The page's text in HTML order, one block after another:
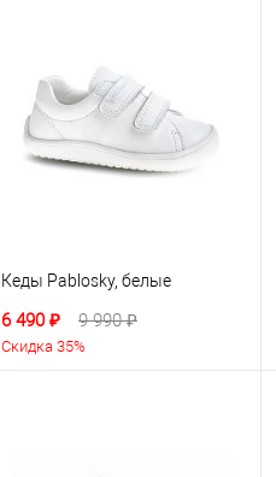
Кеды Pablosky, белые
6 490 ₽ 9 990 ₽
Скидка 35%